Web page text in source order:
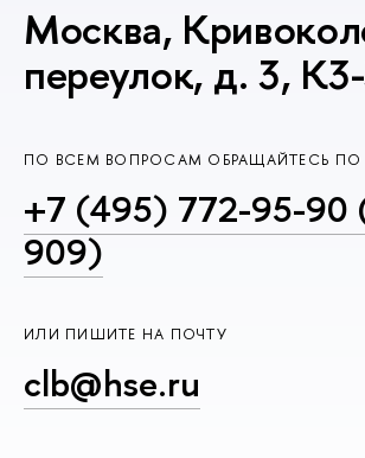
Москва,
переулок, д. 3,
ПО ВСЕМ ВОПРОСАМ ОБРАЩАЙТЕСЬ ПО
+7 (495) 772-95-90
909)
ИЛИ ПИШИТЕ НА ПОЧТУ
clb@hse.ru